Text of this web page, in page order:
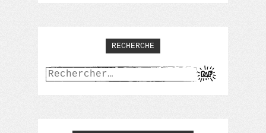
RECHERCHE
Rechercher :